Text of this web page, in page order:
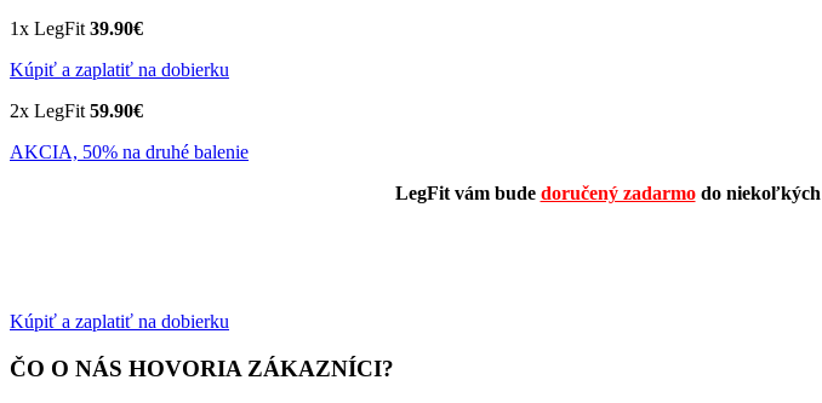
1x LegFit 39.90€
Kúpiť a zaplatiť na dobierku
2x LegFit 59.90€
AKCIA, 50% na druhé balenie
LegFit vám bude doručený zadarmodo niekoľkých
Kúpiť a zaplatiť na dobierku
ČO O NÁS HOVORIA ZÁKAZNÍCI?